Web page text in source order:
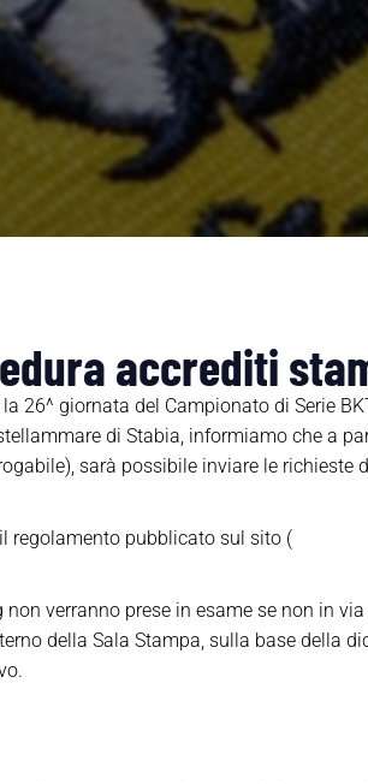
accrediti
26^ giornata del Campionato di Serie
di Stabia, informiamo che a
sarà possibile inviare le richieste
regolamento pubblicato sul sito (
verranno prese in esame se non in
della Sala Stampa, sulla base della